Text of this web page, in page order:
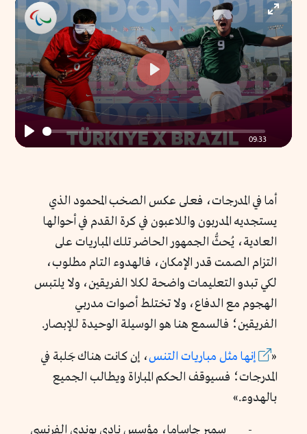
Play
09:33
Enter
Play
أما في المدرجات، فعلى عكس الصخب المحمود الذي
يستجديه المدربون واللاعبون في كرة القدم في أحوالها
العادية، يُحثُّ الجمهور الحاضر تلك المباريات على
التزام الصمت قدر الإمكان، فالهدوء التام مطلوب،
لكي تبدو التعليمات واضحة لكلا الفريقين، ولا يلتبس
الهجوم مع الدفاع، ولا تختلط أصوات مدربي
الفريقين؛ فالسمع هنا هو الوسيلة الوحيدة للإبصار.
« إنها مثل مباريات التنس، إن كانت هناك جَلبة في
المدرجات؛ فسيوقف الحكم المباراة ويطالب الجميع
بالهدوء.»
- سمير جاساما، مؤسس نادي بوندي الفرنسي